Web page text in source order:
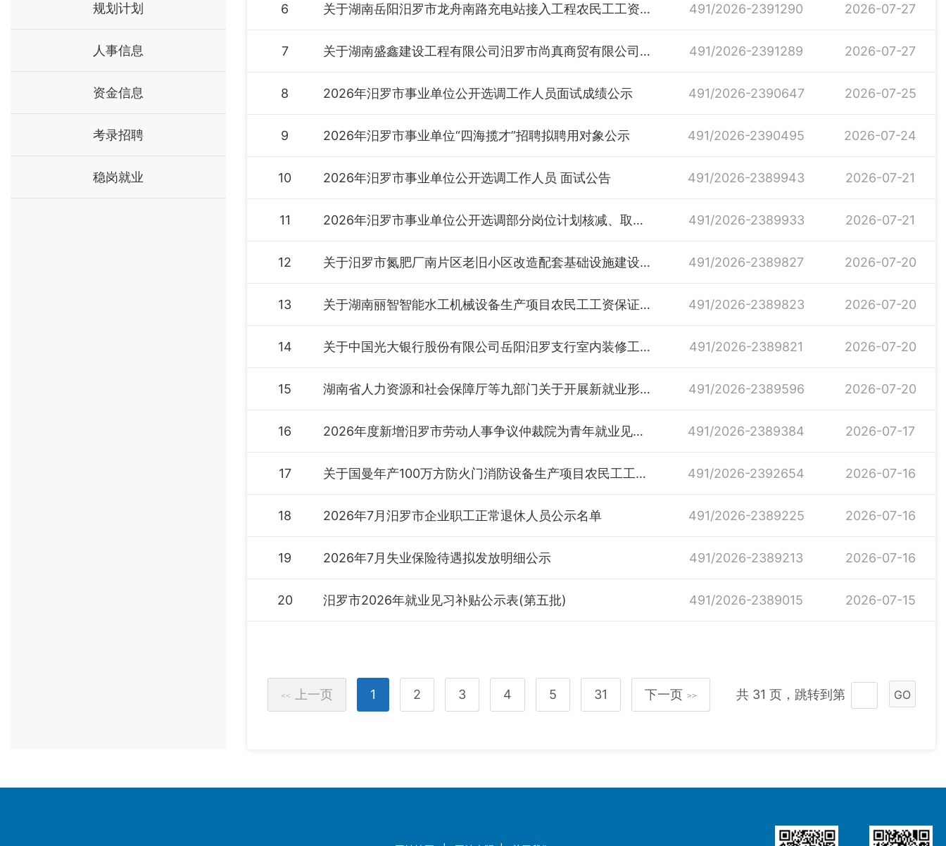
规划计划
人事信息
资金信息
考录招聘
稳岗就业
6 关于湖南岳阳汨罗市龙舟南路充电站接入工程农民工工资工资专户解除监管公示 491/2026-2391290 2026-07-27
7 关于湖南盛鑫建设工程有限公司汨罗市尚真商贸有限公司兴旺楼农民工工资保证金解除监管公示 491/2026-2391289 2026-07-27
8 2026年汨罗市事业单位公开选调工作人员面试成绩公示 491/2026-2390647 2026-07-25
9 2026年汨罗市事业单位“四海揽才”招聘拟聘用对象公示 491/2026-2390495 2026-07-24
10 2026年汨罗市事业单位公开选调工作人员 面试公告 491/2026-2389943 2026-07-21
11 2026年汨罗市事业单位公开选调部分岗位计划核减、取消的公告 491/2026-2389933 2026-07-21
12 关于汨罗市氮肥厂南片区老旧小区改造配套基础设施建设项目农民工工资工资专户解除监管公示 491/2026-2389827 2026-07-20
13 关于湖南丽智智能水工机械设备生产项目农民工工资保证金解除监管公示 491/2026-2389823 2026-07-20
14 关于中国光大银行股份有限公司岳阳汨罗支行室内装修工程农民工工资保证金解除监管公示 491/2026-2389821 2026-07-20
15 湖南省人力资源和社会保障厅等九部门关于开展新就业形态人员职业伤害保障试点工作的通知 491/2026-2389596 2026-07-20
16 2026年度新增汨罗市劳动人事争议仲裁院为青年就业见习基地的公示 491/2026-2389384 2026-07-17
17 关于国曼年产100万方防火门消防设备生产项目农民工工资工资保证金解除监管公示 491/2026-2392654 2026-07-16
18 2026年7月汨罗市企业职工正常退休人员公示名单 491/2026-2389225 2026-07-16
19 2026年7月失业保险待遇拟发放明细公示 491/2026-2389213 2026-07-16
20 汨罗市2026年就业见习补贴公示表(第五批) 491/2026-2389015 2026-07-15
<< 上一页 1 2 3 4 5 31 下一页 >> 共 31 页，跳转到第 GO